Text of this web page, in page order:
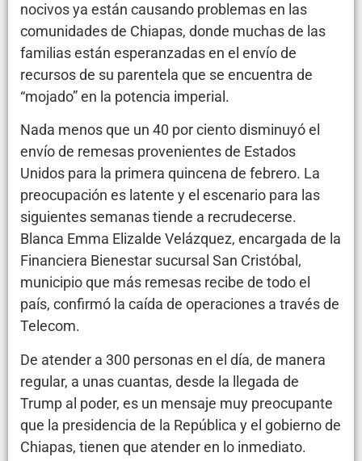
nocivos ya están causando problemas en las
comunidades de Chiapas, donde muchas de las
familias están esperanzadas en el envío de
recursos de su parentela que se encuentra de
“mojado” en la potencia imperial.
Nada menos que un 40 por ciento disminuyó el
envío de remesas provenientes de Estados
Unidos para la primera quincena de febrero. La
preocupación es latente y el escenario para las
siguientes semanas tiende a recrudecerse.
Blanca Emma Elizalde Velázquez, encargada de la
Financiera Bienestar sucursal San Cristóbal,
municipio que más remesas recibe de todo el
país, confirmó la caída de operaciones a través de
Telecom.
De atender a 300 personas en el día, de manera
regular, a unas cuantas, desde la llegada de
Trump al poder, es un mensaje muy preocupante
que la presidencia de la República y el gobierno de
Chiapas, tienen que atender en lo inmediato.